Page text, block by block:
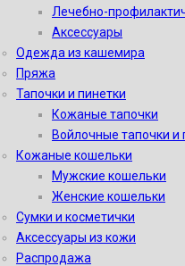
Лечебно-
Аксессуары
Одежда из кашемира
Пряжа
Тапочки и пинетки
Кожаные тапочки
Войлочные тапочки и
Кожаные кошельки
Мужские кошельки
Женские кошельки
Сумки и косметички
Аксессуары из кожи
Распродажа